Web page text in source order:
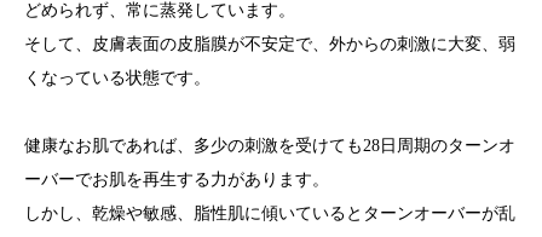
どめられず、常に蒸発しています。
そして、皮膚表面の皮脂膜が不安定で、外からの刺激に大変、弱
くなっている状態です。
健康なお肌であれば、多少の刺激を受けても28日周期のターンオ
ーバーでお肌を再生する力があります。
しかし、乾燥や敏感、脂性肌に傾いているとターンオーバーが乱